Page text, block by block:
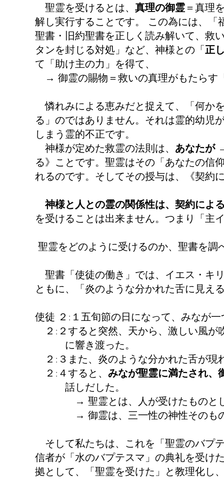
聖霊を受けるとは、 真理の御霊＝真理
解し実行することです。 この為には、
聖書・旧約聖書を正しく読み解いて、救
タンを封じる対処」など、神様との「正
て「助け主の力」を得て、
→ 御霊の賜物＝救いの真理がもたらす
憐れみによる恵みだと捉えて、「何か
る」のではありません。それは霊的幼児
しまう霊的不正です。
神様が定めた救霊の法則は、 あなたが
る》ことです。聖霊はその「あなたの信
れるのです。そしてその授与は、《契約
神様と人との霊の関係性は、契約によ
を受けることは出来ません。つまり「主
聖霊をどのように受けるのか、聖書を調
聖書「使徒の働き」では、イエス・キ
ともに、「炎のような分かれた舌に見え
使徒 ２:１五旬節の日になって、みなが
２:２すると突然、天から、激しい風が
に響き渡った。
２:３また、炎のような分かれた舌が現
２:４すると、 みなが聖霊に満たされ、
話しだした。
→ 聖霊とは、人が受けたものと
→ 御霊は、三一性の神性そのも
そして私たちは、これを「聖霊のバプ
信者が「水のバプテスマ」の典礼を受け
拠として、「聖霊を受けた」と教理化し